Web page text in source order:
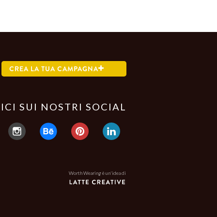
CREA LA TUA CAMPAGNA
SUI NOSTRI SOCIAL
Worth Wearing è un'idea di